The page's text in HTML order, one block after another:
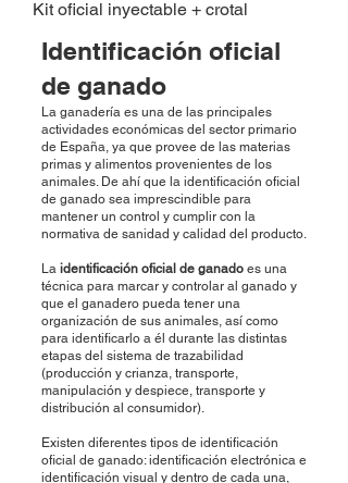
Kit oficial inyectable + crotal
Identificación oficial
de ganado
La ganadería es una de las principales
actividades económicas del sector primario
de España, ya que provee de las materias
primas y alimentos provenientes de los
animales. De ahí que la identificación oficial
de ganado sea imprescindible para
mantener un control y cumplir con la
normativa de sanidad y calidad del producto.
La identificación oficial de ganado es una
técnica para marcar y controlar al ganado y
que el ganadero pueda tener una
organización de sus animales, así como
para identificarlo a él durante las distintas
etapas del sistema de trazabilidad
(producción y crianza, transporte,
manipulación y despiece, transporte y
distribución al consumidor).
Existen diferentes tipos de identificación
oficial de ganado: identificación electrónica e
identificación visual y dentro de cada una,